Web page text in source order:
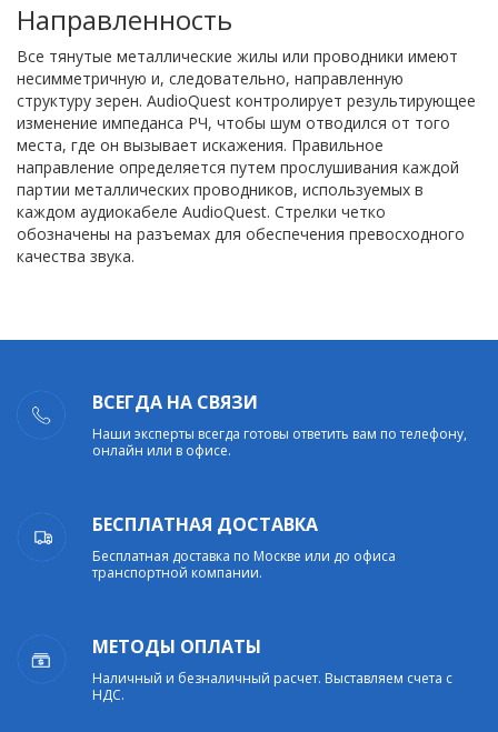
Направленность
Все тянутые металлические жилы или проводники имеют
несимметричную и, следовательно, направленную
структуру зерен. AudioQuest контролирует результирующее
изменение импеданса РЧ, чтобы шум отводился от того
места, где он вызывает искажения. Правильное
направление определяется путем прослушивания каждой
партии металлических проводников, используемых в
каждом аудиокабеле AudioQuest. Стрелки четко
обозначены на разъемах для обеспечения превосходного
качества звука.
ВСЕГДА НА СВЯЗИ
Наши эксперты всегда готовы ответить вам по телефону,
онлайн или в офисе.
БЕСПЛАТНАЯ ДОСТАВКА
Бесплатная доставка по Москве или до офиса
транспортной компании.
МЕТОДЫ ОПЛАТЫ
Наличный и безналичный расчет. Выставляем счета с
НДС.